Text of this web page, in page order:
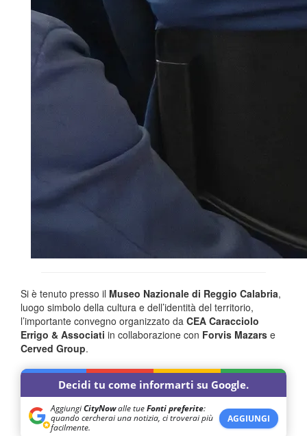
Si è tenuto presso il Museo Nazionale di Reggio Calabria,
luogo simbolo della cultura e dell’identità del territorio,
l’importante convegno organizzato da CEA Caracciolo
Errigo & Associati in collaborazione con Forvis Mazars e
Cerved Group.
Decidi tu come informarti su Google.
AggiungiCityNowalle tueFonti preferite:
quando cercherai una notizia, ci troverai più
facilmente.
AGGIUNGI